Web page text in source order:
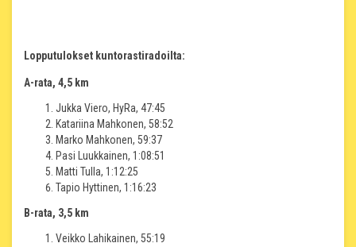
Lopputulokset kuntorastiradoilta:
A-rata, 4,5 km
Jukka Viero, HyRa, 47:45
Katariina Mahkonen, 58:52
Marko Mahkonen, 59:37
Pasi Luukkainen, 1:08:51
Matti Tulla, 1:12:25
Tapio Hyttinen, 1:16:23
B-rata, 3,5 km
Veikko Lahikainen, 55:19